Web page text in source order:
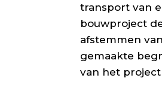
transport van
bouwproject
afstemmen
gemaakte
van het